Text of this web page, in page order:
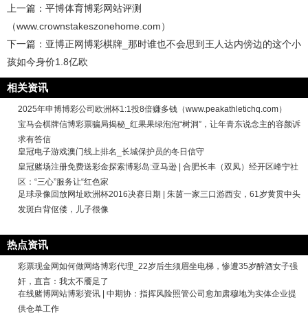
上一篇： 平博体育博彩网站评测
（www.crownstakeszonehome.com）
下一篇： 亚博正网博彩棋牌_那时谁也不会思到王人达内傍边的这个小
孩如今身价1.8亿欧
相关资讯
2025年申博博彩公司欧洲杯1:1投8倍赚多钱（www.peakathletichq.com）
宝马会棋牌信博彩票骗局揭秘_红果果绿泡泡“树洞”，让年青东说念主的容颜诉
求有答信
皇冠电子游戏澳门线上排名_长城保护员的冬日信守
皇冠赌场注册免费送彩金探索博彩岛:亚马逊 | 合肥长丰（双凤）经开区峰宁社
区：“三心”服务让“红色家
足球录像回放网址欧洲杯2016决赛日期 | 朱茵一家三口游西安，61岁黄贯中头
发斑白背伛偻，儿子很像
热点资讯
彩票现金网如何做网络博彩代理_22岁后生须眉坐电梯，惨遭35岁醉酒女子强
奸，直言：我太不餍足了
在线赌博网站博彩资讯 | 中期协：指挥风险照管公司愈加肃穆地为实体企业提
供仓单工作